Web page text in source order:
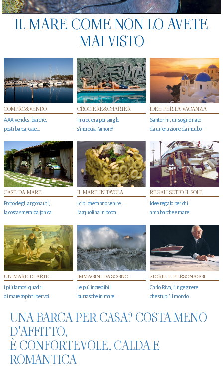
IL MARE COME NON LO AVETE
MAI VISTO
COMPRO&VENDO
AAA vendesi barche,
posti barca, case…
CROCIERE&CHARTER
In crociera per single
s'incrocia l’amore?
IDEE PER LA VACANZA
Santorini, un sogno nato
da un’eruzione da incubo
CASE DA MARE
Porto degli argonauti,
la costa smeralda jonica
IL MARE IN TAVOLA
I cibi che fanno venire
l’acquolina in bocca
REGALI SOTTO IL SOLE
Idee regalo per chi
ama barche e mare
UN MARE DI ARTE
I più famosi quadri
di mare copiati per voi
IMMAGINI DA SOGNO
Le più incredibili
burrasche in mare
STORIE E PERSONAGGI
Carlo Riva, l’ingegnere
che stupi' il mondo
UNA BARCA PER CASA? COSTA MENO
D'AFFITTO,
È CONFORTEVOLE, CALDA E
ROMANTICA